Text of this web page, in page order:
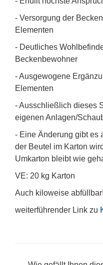
- Versorgung der
Elementen
- Deutliches
Beckenbewohner
- Ausgewogene
Elementen
- Ausschließlich dieses
eigenen Anlagen/
- Eine Änderung gibt es
der Beutel im Karton
Umkarton bleibt wie
VE: 20 kg Karton
Auch kiloweise abfüllbar!
weiterführender Link zu